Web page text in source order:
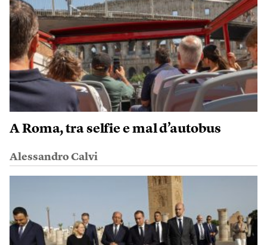
A Roma, tra selfie e mal d’autobus
Alessandro Calvi